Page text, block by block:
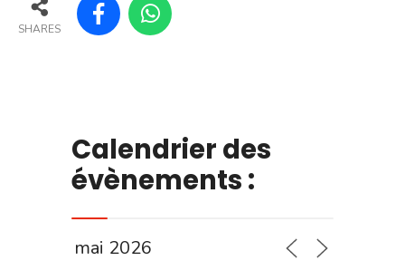
SHARES
Calendrier des
évènements :